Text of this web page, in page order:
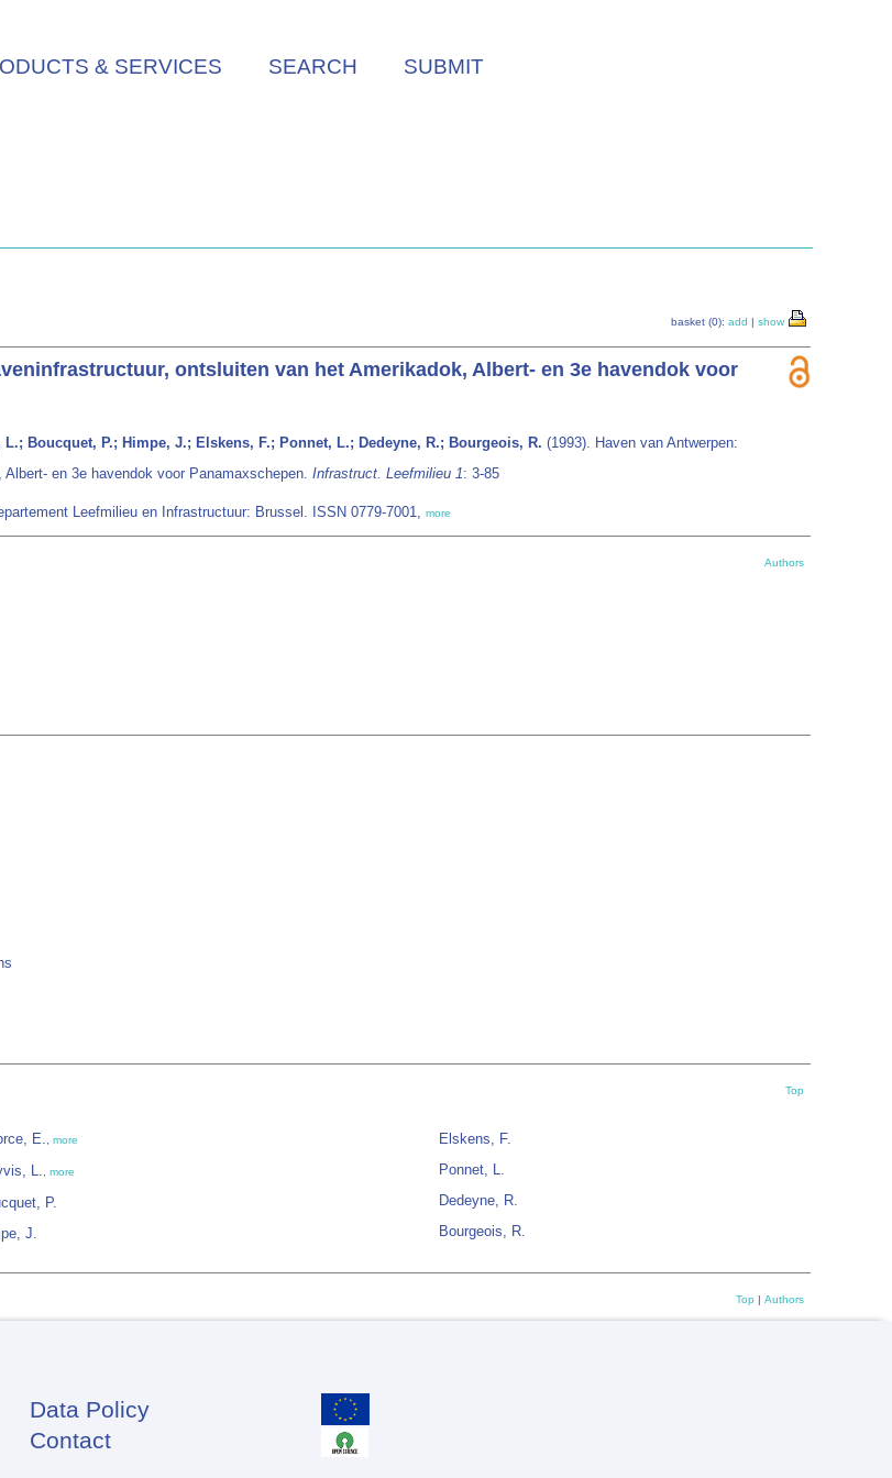
& SERVICES SEARCH SUBMIT
basket (0): add | show
ontsluiten van het Amerikadok, Albert- en 3e havendok voor
Boucquet, P.; Himpe, J.; Elskens, F.; Ponnet, L.; Dedeyne, R.; Bourgeois, R. (1993). Haven van Antwerpen:
en 3e havendok voor Panamaxschepen. Infrastruct. Leefmilieu 1: 3-85
Leefmilieu en Infrastructuur: Brussel. ISSN 0779-7001, more
Authors
Top
E. more
L. more
P.
J.
Elskens, F.
Ponnet, L.
Dedeyne, R.
Bourgeois, R.
Top | Authors
Footer
Data Policy
Contact